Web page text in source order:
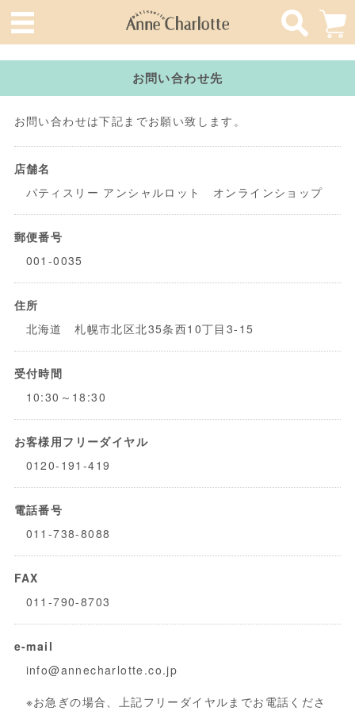
お問い合わせ先
お問い合わせは下記までお願い致します。
店舗名
パティスリー アンシャルロット オンラインショップ
郵便番号
001-0035
住所
北海道 札幌市北区北35条西10丁目3-15
受付時間
10:30～18:30
お客様用フリーダイヤル
0120-191-419
電話番号
011-738-8088
FAX
011-790-8703
e-mail
info@annecharlotte.co.jp
※お急ぎの場合、上記フリーダイヤルまでお電話くださ